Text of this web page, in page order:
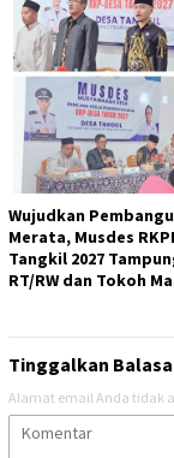
Wujudkan
Merata, Musdes
Tangkil 2027
RT/RW dan Tokoh
Tinggalkan
Alamat email Anda tidak